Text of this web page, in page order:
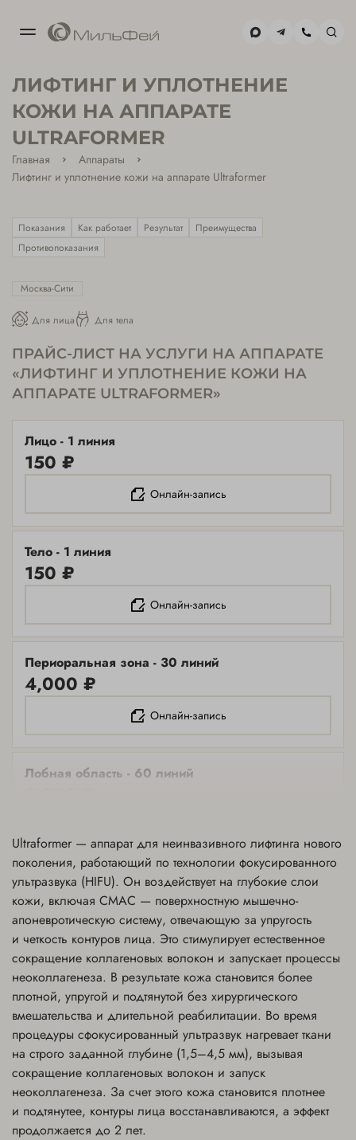
СИТИ
+7(495) 477-59-02
ЛИФТИНГ И УПЛОТНЕНИЕ
КОЖИ НА АППАРАТЕ
ULTRAFORMER
Главная
Аппараты
Лифтинг и уплотнение кожи на аппарате Ultraformer
Показания Как работает Результат
Преимущества
Противопоказания
Москва-Сити
Для лица Для тела
ПРАЙС-ЛИСТ НА УСЛУГИ НА АППАРАТЕ
«ЛИФТИНГ И УПЛОТНЕНИЕ КОЖИ НА
АППАРАТЕ ULTRAFORMER»
Лицо - 1 линия
150 ₽
Онлайн-запись
Тело - 1 линия
150 ₽
Онлайн-запись
Периоральная зона - 30 линий
4,000 ₽
Онлайн-запись
Лобная область - 60 линий
Периорбитальная зона - 100 линий
15,000 ₽
Онлайн-запись
Область подмышечных впадин - 120 линий
18,000 ₽
Онлайн-запись
Боковые поверхности - 240 линий
27,000 ₽
Ultraformer — аппарат для неинвазивного лифтинга нового
поколения, работающий по технологии фокусированного
ультразвука (HIFU). Он воздействует на глубокие слои
кожи, включая СМАС — поверхностную мышечно-
апоневротическую систему, отвечающую за упругость
и четкость контуров лица. Это стимулирует естественное
сокращение коллагеновых волокон и запускает процессы
неоколлагенеза. В результате кожа становится более
плотной, упругой и подтянутой без хирургического
вмешательства и длительной реабилитации. Во время
процедуры сфокусированный ультразвук нагревает ткани
на строго заданной глубине (1,5–4,5 мм), вызывая
сокращение коллагеновых волокон и запуск
неоколлагенеза. За счет этого кожа становится плотнее
и подтянутее, контуры лица восстанавливаются, а эффект
продолжается до 2 лет.